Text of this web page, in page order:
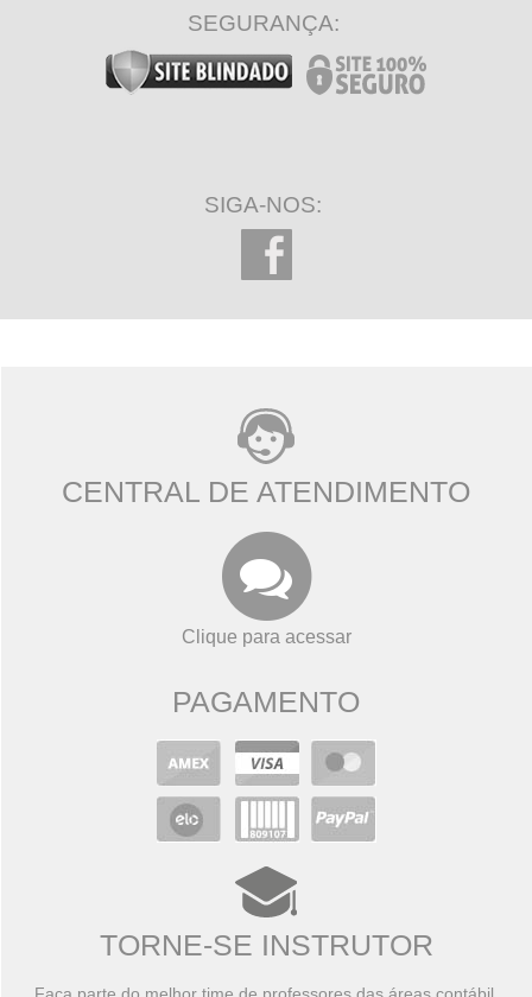
SEGURANÇA:
SIGA-NOS:
CENTRAL DE ATENDIMENTO
Clique para acessar
PAGAMENTO
TORNE-SE INSTRUTOR